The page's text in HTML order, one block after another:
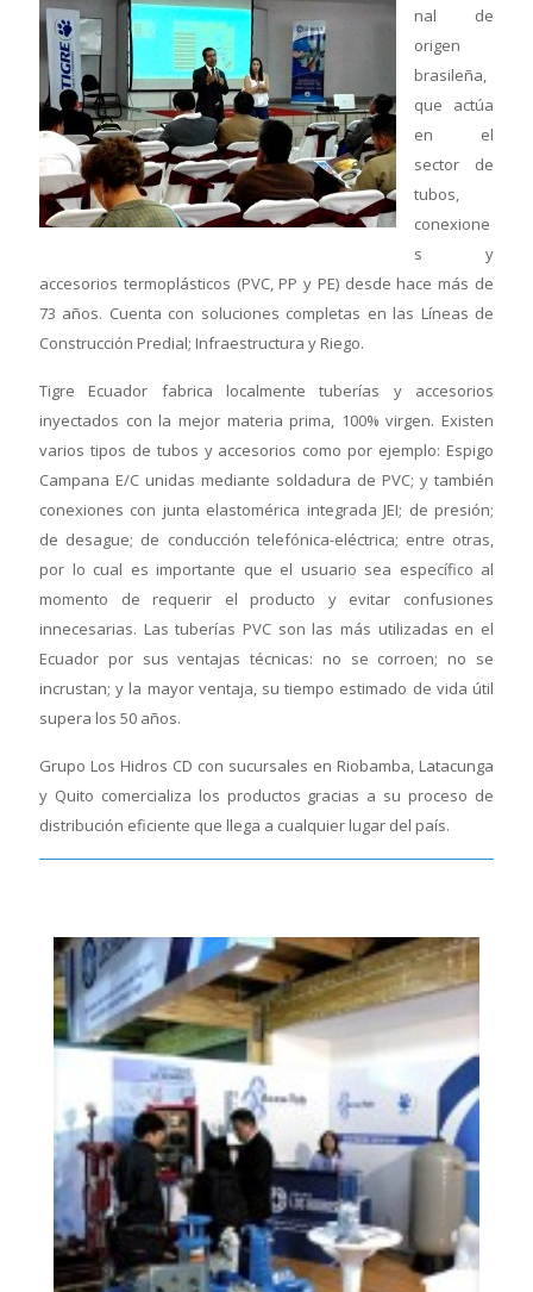
nal de
origen
brasileña,
que actúa
en el
sector de
tubos,
conexione
s y
accesorios termoplásticos (PVC, PP y PE) desde hace más de
73 años. Cuenta con soluciones completas en las Líneas de
Construcción Predial; Infraestructura y Riego.
Tigre Ecuador fabrica localmente tuberías y accesorios
inyectados con la mejor materia prima, 100% virgen. Existen
varios tipos de tubos y accesorios como por ejemplo: Espigo
Campana E/C unidas mediante soldadura de PVC; y también
conexiones con junta elastomérica integrada JEI; de presión;
de desague; de conducción telefónica-eléctrica; entre otras,
por lo cual es importante que el usuario sea específico al
momento de requerir el producto y evitar confusiones
innecesarias. Las tuberías PVC son las más utilizadas en el
Ecuador por sus ventajas técnicas: no se corroen; no se
incrustan; y la mayor ventaja, su tiempo estimado de vida útil
supera los 50 años.
Grupo Los Hidros CD con sucursales en Riobamba, Latacunga
y Quito comercializa los productos gracias a su proceso de
distribución eficiente que llega a cualquier lugar del país.